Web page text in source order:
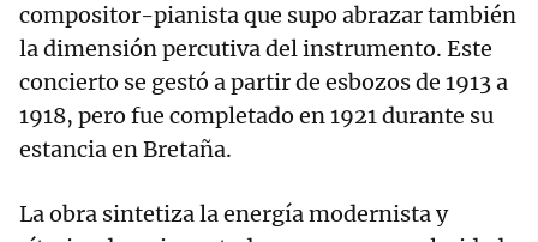
compositor-pianista que supo abrazar también
la dimensión percutiva del instrumento. Este
concierto se gestó a partir de esbozos de 1913 a
1918, pero fue completado en 1921 durante su
estancia en Bretaña.
La obra sintetiza la energía modernista y